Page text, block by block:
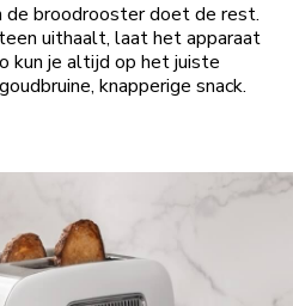
de broodrooster doet de rest.
uithaalt, laat het apparaat
kun je altijd op het juiste
knapperige snack.